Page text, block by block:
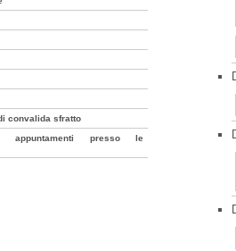
convalida sfratto
appuntamenti presso le